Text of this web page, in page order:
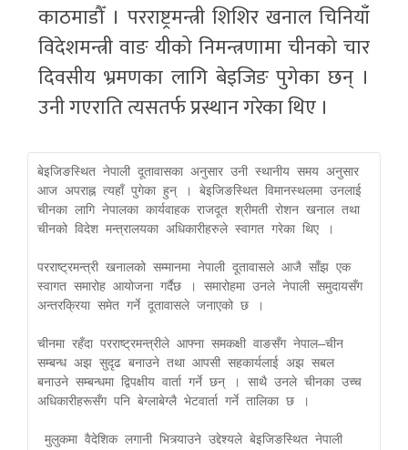
काठमाडौँ । परराष्ट्रमन्त्री शिशिर खनाल चिनियाँ
विदेशमन्त्री वाङ यीको निमन्त्रणामा चीनको चार
दिवसीय भ्रमणका लागि बेइजिङ पुगेका छन् ।
उनी गएराति त्यसतर्फ प्रस्थान गरेका थिए ।
बेइजिङस्थित नेपाली दूतावासका अनुसार उनी स्थानीय समय अनुसार
आज अपराह्न त्यहाँ पुगेका हुन् । बेइजिङस्थित विमानस्थलमा उनलाई
चीनका लागि नेपालका कार्यवाहक राजदूत श्रीमती रोशन खनाल तथा
चीनको विदेश मन्त्रालयका अधिकारीहरुले स्वागत गरेका थिए ।
परराष्ट्रमन्त्री खनालको सम्मानमा नेपाली दूतावासले आजै साँझ एक
स्वागत समारोह आयोजना गर्दैछ । समारोहमा उनले नेपाली समुदायसँग
अन्तरक्रिया समेत गर्ने दूतावासले जनाएको छ ।
चीनमा रहँदा परराष्ट्रमन्त्रीले आफ्ना समकक्षी वाङसँग नेपाल–चीन
सम्बन्ध अझ सुदृढ बनाउने तथा आपसी सहकार्यलाई अझ सबल
बनाउने सम्बन्धमा द्विपक्षीय वार्ता गर्ने छन् । साथै उनले चीनका उच्च
अधिकारीहरूसँग पनि बेग्लाबेग्लै भेटवार्ता गर्ने तालिका छ ।